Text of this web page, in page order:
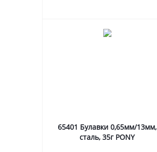
65401 Булавки 0,65мм/13мм,
сталь, 35г PONY